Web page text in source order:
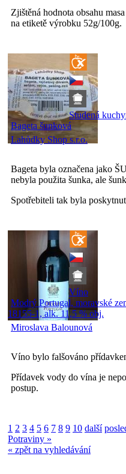
Zjištěná hodnota obsahu
na etiketě výrobku 52g/100g.
Studená
Bageta šunková
Lahůdky Shop s.r.o.
Bageta byla označena jako
nebyla použita šunka, ale
Spotřebiteli tak byla
Víno
Modrý Portugal, moravské
18155-1, alk. 11,5 % obj.
Miroslava Balounová
Víno bylo falšováno
Přídavek vody do vína je
postup.
1 2 3 4 5 6 7 8 9 10 další
Potraviny »
« zpět na vyhledávání